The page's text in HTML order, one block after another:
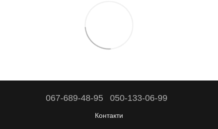
067-689-48-95 050-133-06-99
Контакти